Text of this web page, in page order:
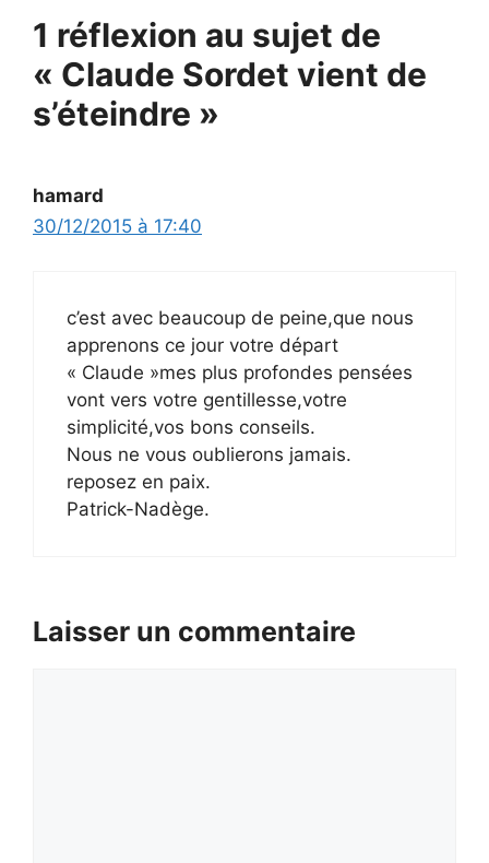
1 réflexion au sujet de
« Claude Sordet vient de
s’éteindre »
hamard
30/12/2015 à 17:40
c’est avec beaucoup de peine,que nous
apprenons ce jour votre départ
« Claude »mes plus profondes pensées
vont vers votre gentillesse,votre
simplicité,vos bons conseils.
Nous ne vous oublierons jamais.
reposez en paix.
Patrick-Nadège.
Laisser un commentaire